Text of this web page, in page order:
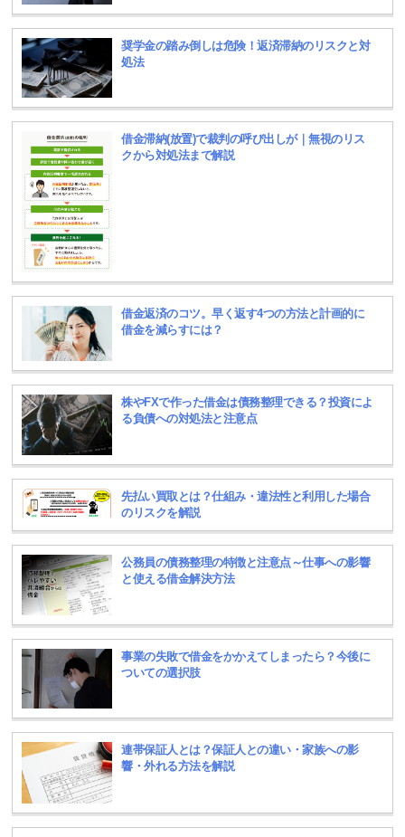
奨学金の踏み倒しは危険！返済滞納のリスクと対
処法
借金滞納(放置)で裁判の呼び出しが｜無視のリス
クから対処法まで解説
借金返済のコツ。早く返す4つの方法と計画的に
借金を減らすには？
株やFXで作った借金は債務整理できる？投資によ
る負債への対処法と注意点
先払い買取とは？仕組み・違法性と利用した場合
のリスクを解説
公務員の債務整理の特徴と注意点～仕事への影響
と使える借金解決方法
事業の失敗で借金をかかえてしまったら？今後に
ついての選択肢
連帯保証人とは？保証人との違い・家族への影
響・外れる方法を解説